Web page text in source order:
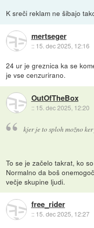
K sreči reklam ne šibajo
mertseger
:: 15. dec 2025, 12:16
24 ur je greznica ka se
je vse cenzurirano.
OutOfTheBox
:: 15. dec 2025, 12:20
kjer je to sploh možno
To se je začelo takrat, ko
Normalno da boš
večje skupine ljudi.
free_rider
:: 15. dec 2025, 12:27